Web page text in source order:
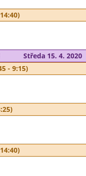
Středa 15. 4. 2020
- 9:15)